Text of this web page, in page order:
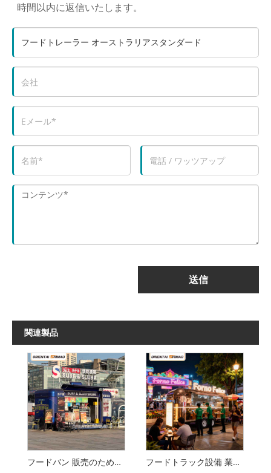
時間以内に返信いたします。
送信
関連製品
フードバン 販売のための中古フードトラック 移動式キッチンケータリングフードトレーラー フードトラック フードトラック設備 業務用厨房機器 ケータリング移動式フードトレーラー フードトラック